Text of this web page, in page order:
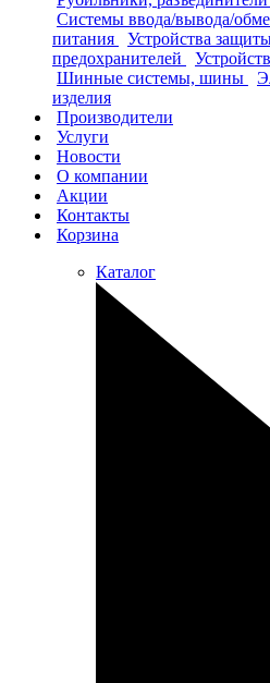
Системы ввода/вывода/
питания
Устройства
предохранителей
Шинные системы, шины
изделия
Производители
Услуги
Новости
О компании
Акции
Контакты
Корзина
Каталог